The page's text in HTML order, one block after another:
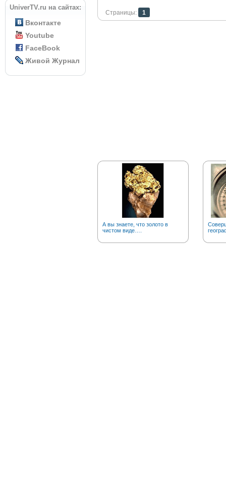
UniverTV.ru на сайтах:
Вконтакте
Youtube
FaceBook
Живой Журнал
Страницы: 1
А вы знаете, что золото в
чистом виде….